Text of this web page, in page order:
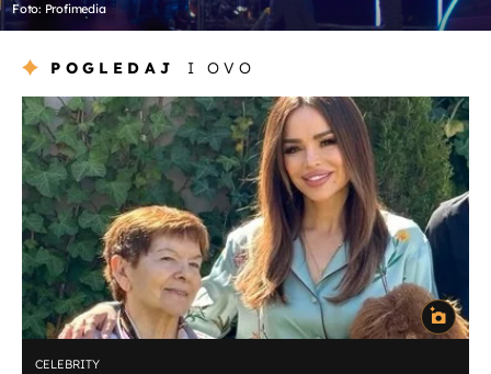
Foto: Profimedia
POGLEDAJ I OVO
CELEBRITY